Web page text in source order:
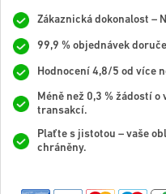
Zákaznická dokonalost –
99,9 % objednávek
Hodnocení 4,8/5 od více
Méně než 0,3 % žádostí
transakcí.
Plaťte s jistotou – vaše
chráněny.